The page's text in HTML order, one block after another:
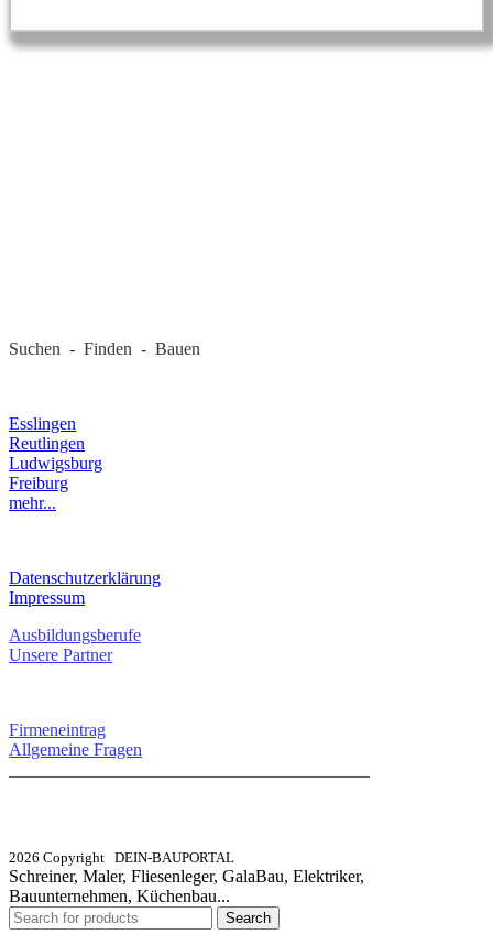
Suchen - Finden - Bauen
Esslingen
Reutlingen
Ludwigsburg
Freiburg
mehr...
Datenschutzerklärung
Impressum
Ausbildungsberufe
Unsere Partner
Firmeneintrag
Allgemeine Fragen
2026 Copyright DEIN-BAUPORTAL
Schreiner, Maler, Fliesenleger, GalaBau, Elektriker,
Bauunternehmen, Küchenbau...
Search